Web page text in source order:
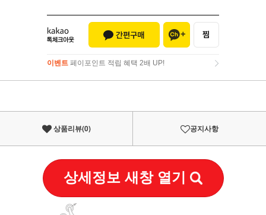
이벤트 페이포인트 적립 혜택 2배 UP!
이벤트페이포인트 적립 혜택 2배 UP!
상품리뷰(0) 공지사항
상세정보 새창 열기